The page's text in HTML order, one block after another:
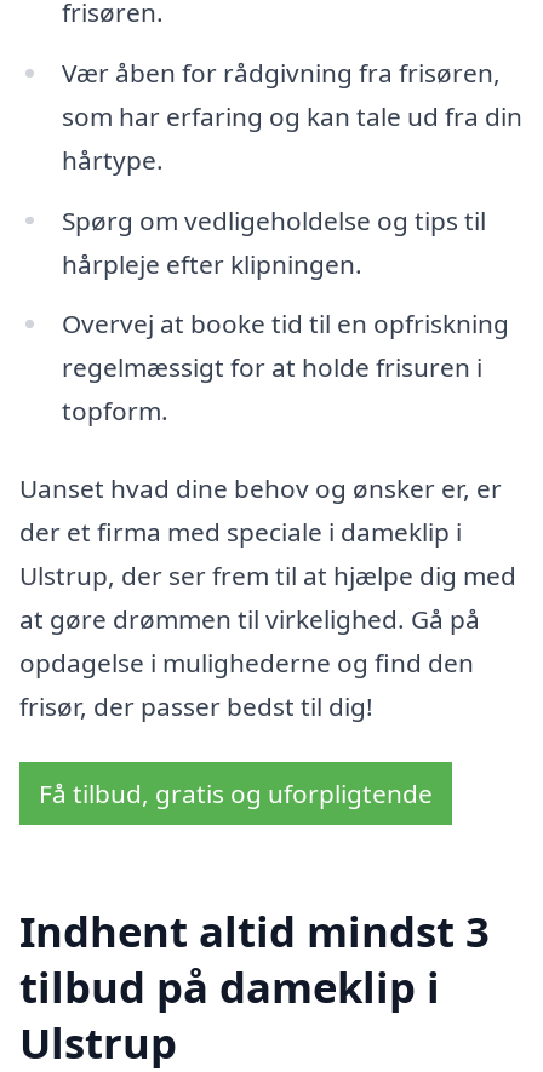
frisøren.
Vær åben for rådgivning fra frisøren,
som har erfaring og kan tale ud fra din
hårtype.
Spørg om vedligeholdelse og tips til
hårpleje efter klipningen.
Overvej at booke tid til en opfriskning
regelmæssigt for at holde frisuren i
topform.
Uanset hvad dine behov og ønsker er, er
der et firma med speciale i dameklip i
Ulstrup, der ser frem til at hjælpe dig med
at gøre drømmen til virkelighed. Gå på
opdagelse i mulighederne og find den
frisør, der passer bedst til dig!
Få tilbud, gratis og uforpligtende
Indhent altid mindst 3
tilbud på dameklip i
Ulstrup